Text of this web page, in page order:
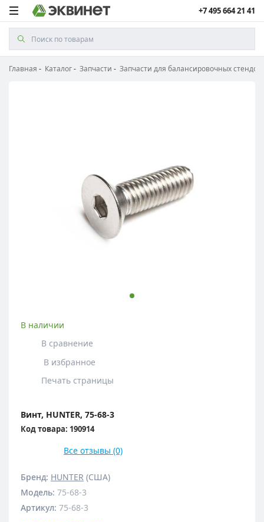
+7 495 664 21 41
Главная Каталог Запчасти Запчасти для балансировочных стендов
В наличии
В сравнение
В избранное
Печать страницы
Винт, HUNTER, 75-68-3
Код товара: 190914
Все отзывы (0)
Бренд: HUNTER (США)
Модель: 75-68-3
Артикул: 75-68-3